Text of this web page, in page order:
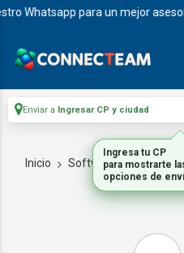
Whatsapp para un mejor
Enviar a Ingresar CP y ciudad
Inicio Software_1
Ingresa tu CP
para mostrarte
opciones de